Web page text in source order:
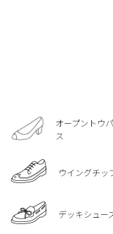
オープントウ
ス
ウイングチッ
デッキシュー